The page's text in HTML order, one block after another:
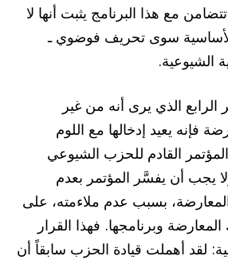
مع هذا البرنامج يثبت أنها لا
سوى تحريف فوضوي ـ
الشيوعية.
الرابع الذي يرى أنه من غير
فإنه يعيد إدخالها مع اللوم
القادم للحزب الشيوعي
يجب أن يفسَّر المؤتمر بعدم
بسبب عدم ملاءمته، على
وبرنامجها. فهذا القرار
لقد أهملت قيادة الحزب سابقاً أن